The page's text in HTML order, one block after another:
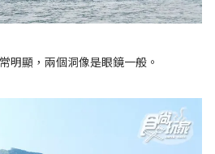
明顯，兩個洞像是眼鏡一般。